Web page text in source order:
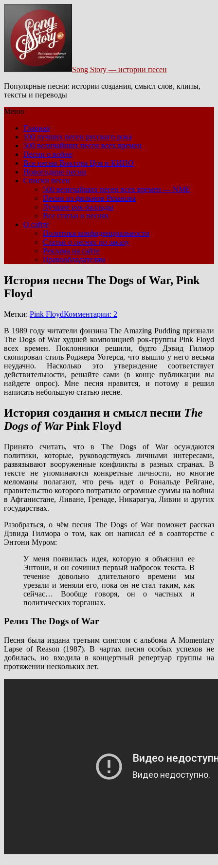
Song Story — истории песен
Популярные песни: истории создания, смысл слов, клипы,
тексты и переводы
Меню
Главная
100 лучших песен русского рока
500 величайших песен всех времен
Песни о войне
Все песни Виктора Цоя и КИНО
Новогодние песни
Списки песен
500 величайших песен всех времен — NME
Песни из фильмов Рязанова
Лучшие рок-баллады
Все статьи о песнях
О сайте
Политика конфиденциальности
Статьи о песнях по заказу
Реклама на сайте
Правообладателям
История песни The Dogs of War, Pink
Floyd
Метки: Pink FloydКомментарии: 2
В 1989 году читатели фэнзина The Amazing Pudding признали
The Dogs of War худшей композицией рок-группы Pink Floyd
всех времен. Поклонники решили, будто Дэвид Гилмор
скопировал стиль Роджера Уотерса, что вышло у него весьма
неудачно. Насколько это утверждение соответствует
действительности, решайте сами (в конце публикации вы
найдете опрос). Мне песня нравится, и потому я решил
написать небольшую статью песне.
История создания и смысл песни The
Dogs of WarPink Floyd
Принято считать, что в The Dogs of War осуждаются
политики, которые, руководствуясь личными интересами,
развязывают вооруженные конфликты в разных странах. В
тексте не упоминаются конкретные личности, но многие
меломаны полагают, что речь идет о Рональде Рейгане,
правительство которого потратило огромные суммы на войны
в Афганистане, Ливане, Гренаде, Никарагуа, Ливии и других
государствах.
Разобраться, о чём песня The Dogs of War поможет рассказ
Дэвида Гилмора о том, как он написал её в соавторстве с
Энтони Муром:
У меня появилась идея, которую я объяснил ее
Энтони, и он сочинил первый набросок текста. В
течение довольно длительного времени мы
урезали и меняли его, пока он не стал таким, как
сейчас… Вообще говоря, он о частных и
политических торгашах.
Релиз The Dogs of War
Песня была издана третьим синглом с альбома A Momentary
Lapse of Reason (1987). В чартах песня особых успехов не
добилась, но входила в концертный репертуар группы на
протяжении нескольких лет.